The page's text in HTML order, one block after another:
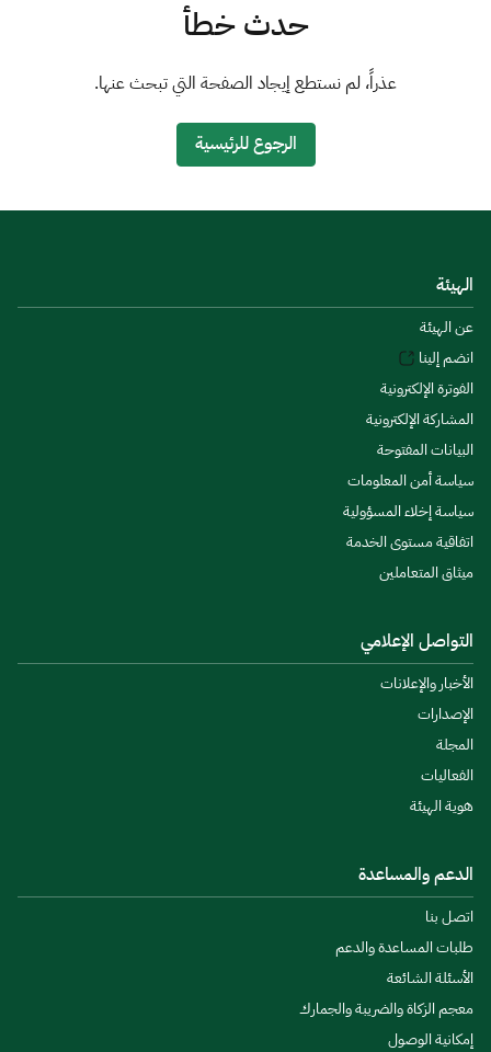
التصرفات العقارية
حدث خطأ
عذراً، لم نستطع إيجاد الصفحة التي تبحث عنها.
الرجوع للرئيسية
الهيئة
عن الهيئة
انضم إلينا
الفوترة الإلكترونية
المشاركة الإلكترونية
البيانات المفتوحة
سياسة أمن المعلومات
سياسة إخلاء المسؤولية
اتفاقية مستوى الخدمة
ميثاق المتعاملين
التواصل الإعلامي
الأخبار والإعلانات
الإصدارات
المجلة
الفعاليات
هوية الهيئة
الدعم والمساعدة
اتصل بنا
طلبات المساعدة والدعم
الأسئلة الشائعة
معجم الزكاة والضريبة والجمارك
إمكانية الوصول